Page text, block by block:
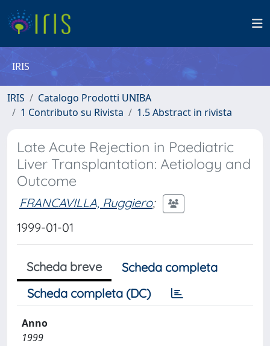
IRIS
IRIS
Catalogo Prodotti UNIBA
1 Contributo su Rivista
1.5 Abstract in rivista
Late Acute Rejection in Paediatric
Liver Transplantation: Aetiology and
Outcome
FRANCAVILLA, Ruggiero;
1999-01-01
Scheda breve
Scheda completa
Scheda completa (DC)
Anno
1999